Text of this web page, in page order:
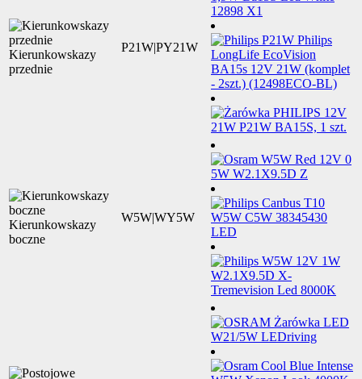
Kierunkowskazy
przednie
P21W|PY21W
Kierunkowskazy
boczne
W5W|WY5W